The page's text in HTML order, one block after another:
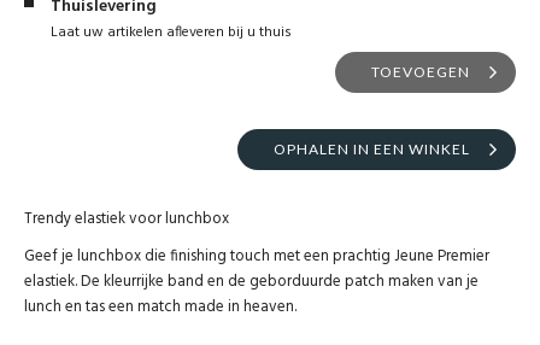
Thuislevering
Laat uw artikelen afleveren bij u thuis
TOEVOEGEN
OPHALEN IN EEN WINKEL
Trendy elastiek voor lunchbox
Geef je lunchbox die finishing touch met een prachtig Jeune Premier
elastiek. De kleurrijke band en de geborduurde patch maken van je
lunch en tas een match made in heaven.